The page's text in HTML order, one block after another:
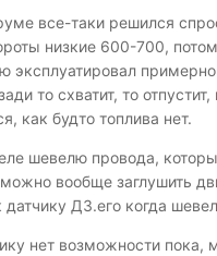
все-таки решился
низкие 600-700,
то схватит, то
как будто топлива нет.
шевелю провода,
вообще заглушить
ДЗ.его когда
нет возможности